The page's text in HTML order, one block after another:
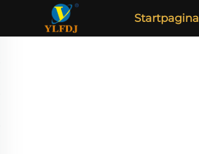
Startpagina